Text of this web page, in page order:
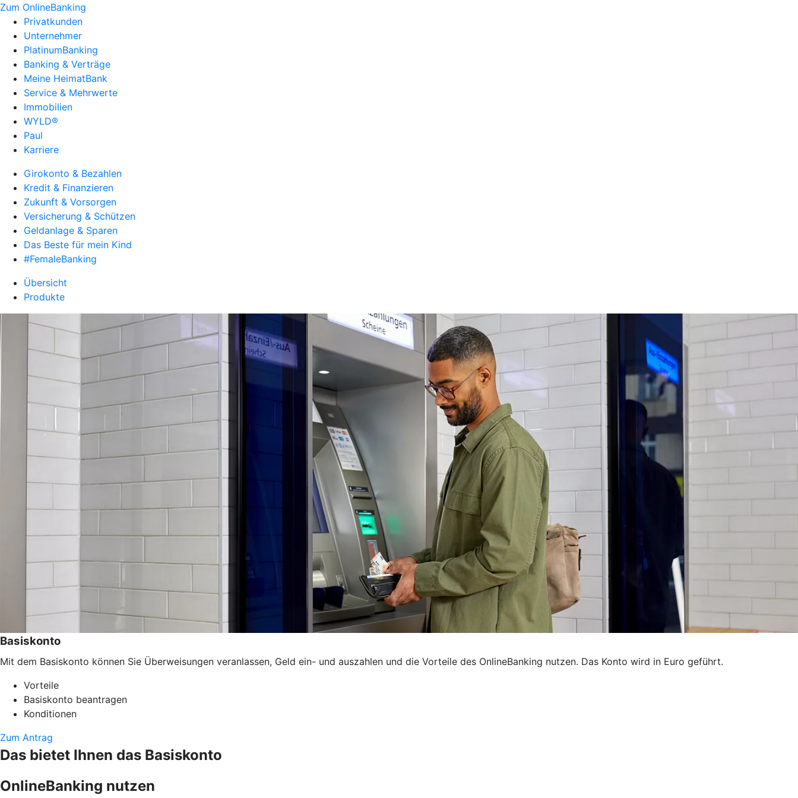
Zum OnlineBanking
Privatkunden
Unternehmer
PlatinumBanking
Banking & Verträge
Meine HeimatBank
Service & Mehrwerte
Immobilien
WYLD®
Paul
Karriere
Girokonto & Bezahlen
Kredit & Finanzieren
Zukunft & Vorsorgen
Versicherung & Schützen
Geldanlage & Sparen
Das Beste für mein Kind
#FemaleBanking
Übersicht
Produkte
Basiskonto
Mit dem Basiskonto können Sie Überweisungen veranlassen, Geld ein- und auszahlen und die Vorteile des OnlineBanking nutzen. Das Konto wird in Euro geführt.
Vorteile
Basiskonto beantragen
Konditionen
Zum Antrag
Das bietet Ihnen das Basiskonto
OnlineBanking nutzen